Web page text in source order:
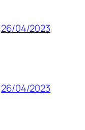
26/04/2023
26/04/2023